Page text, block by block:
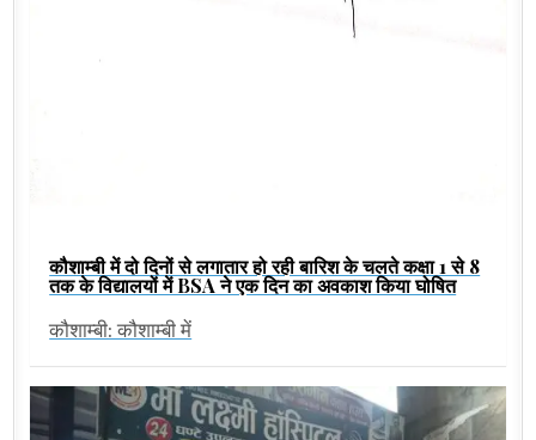
कौशाम्बी में दो दिनों से लगातार हो रही बारिश के चलते कक्षा 1 से 8
तक के विद्यालयों में BSA ने एक दिन का अवकाश किया घोषित
कौशाम्बी: कौशाम्बी में